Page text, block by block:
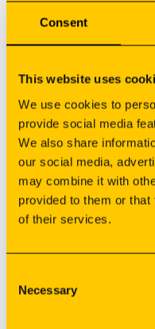
Consent
This website uses
We use cookies to
provide social media
We also share
our social media,
may combine it with
provided to them or
of their services.
Selection
Necessary
Ressources